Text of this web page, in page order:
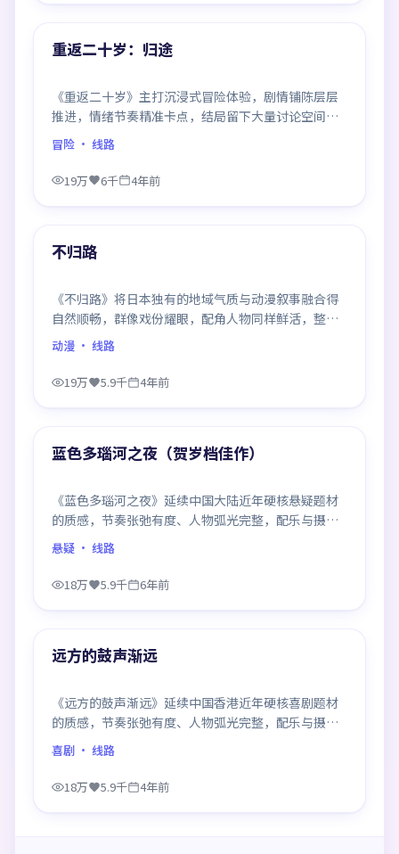
热门
重返二十岁：归途
《重返二十岁》主打沉浸式冒险体验，剧情铺陈层层
推进，情绪节奏精准卡点，结局留下大量讨论空间，
适合喜欢慢热好戏的观众。
冒险 · 线路
19万 6千 4年前
热门
不归路
《不归路》将日本独有的地域气质与动漫叙事融合得
自然顺畅，群像戏份耀眼，配角人物同样鲜活，整部
作品质感扎实。
动漫 · 线路
19万 5.9千 4年前
热门
蓝色多瑙河之夜（贺岁档佳作）
《蓝色多瑙河之夜》延续中国大陆近年硬核悬疑题材
的质感，节奏张弛有度、人物弧光完整，配乐与摄影
颇具作者风格，是一部值得逐帧细看的诚意之作。
悬疑 · 线路
18万 5.9千 6年前
热门
远方的鼓声渐远
《远方的鼓声渐远》延续中国香港近年硬核喜剧题材
的质感，节奏张弛有度、人物弧光完整，配乐与摄影
颇具作者风格，是一部值得逐帧细看的诚意之作。
喜剧 · 线路
18万 5.9千 4年前